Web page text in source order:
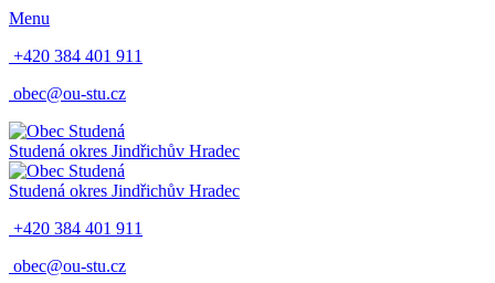
Menu
+420 384 401 911
obec@ou-stu.cz
Studená okres Jindřichův Hradec
Studená okres Jindřichův Hradec
+420 384 401 911
obec@ou-stu.cz